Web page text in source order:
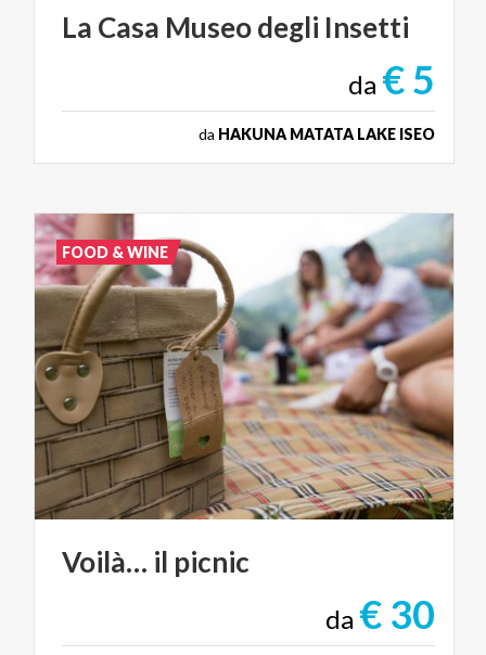
La Casa Museodegli Insetti
da € 5
da HAKUNA MATATA LAKE ISEO
Voilà… il picnic
da € 30
FOOD & WINE